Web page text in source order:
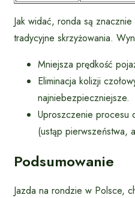
Jak widać, ronda są
tradycyjne skrzyżowania.
Mniejsza prędkość
Eliminacja kolizji
najniebezpieczniejsze.
Uproszczenie procesu
(ustąp pierwszeństwa,
Podsumowanie
Jazda na rondzie w Polsce,